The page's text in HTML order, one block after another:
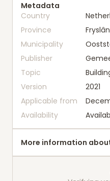
Metadata
Country
Province
Fryslân
Municipality
Publisher
Topic
Version
2021
Applicable from
Availability
More information